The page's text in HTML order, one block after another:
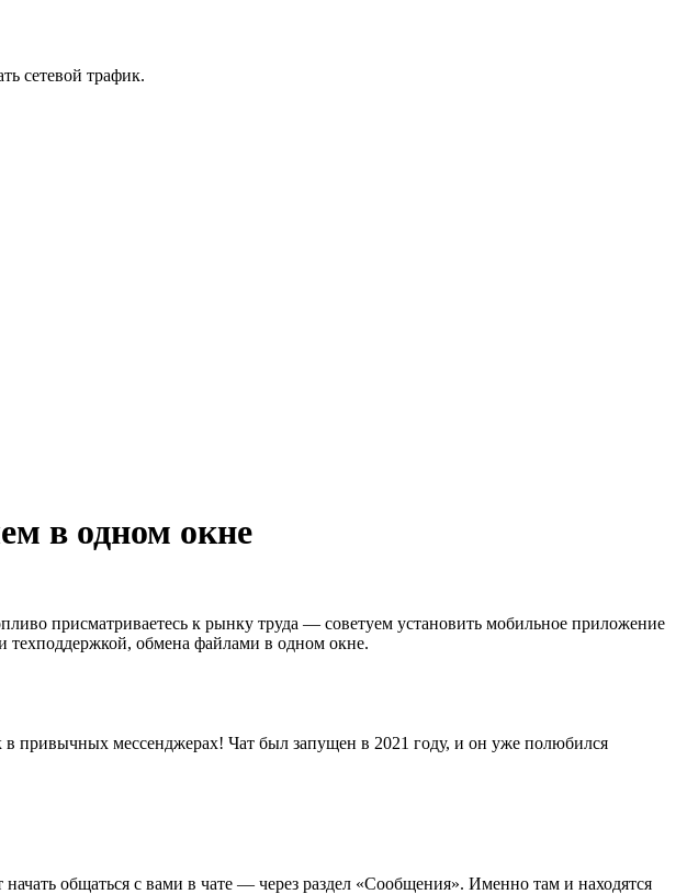
сетевой трафик.
в одном окне
присматриваетесь к рынку труда — советуем установить мобильное приложение
техподдержкой, обмена файлами в одном окне.
привычных мессенджерах! Чат был запущен в 2021 году, и он уже полюбился
общаться с вами в чате — через раздел «Сообщения». Именно там и находятся